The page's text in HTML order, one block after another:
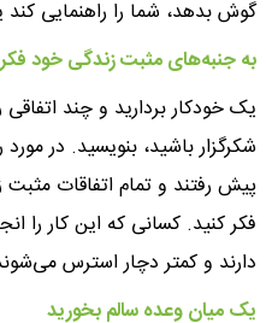
گوش بدهد، شما را راهنمایی
‌به جنبه‌های مثبت زندگی خود
یک خودکار بردارید و چند
شکرگزار باشید، بنویسید. در
پیش رفتند و تمام اتفاقات
فکر کنید. کسانی که این کار را
دارند و کمتر دچار استرس
‌یک میان وعده سالم بخورید